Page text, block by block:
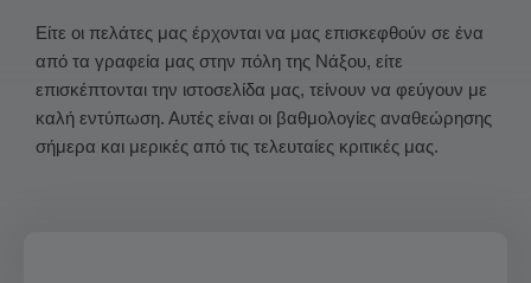
Είτε οι πελάτες μας έρχονται να μας επισκεφθούν σε ένα
από τα γραφεία μας στην πόλη της Νάξου, είτε
επισκέπτονται την ιστοσελίδα μας, τείνουν να φεύγουν με
καλή εντύπωση. Αυτές είναι οι βαθμολογίες αναθεώρησης
σήμερα και μερικές από τις τελευταίες κριτικές μας.